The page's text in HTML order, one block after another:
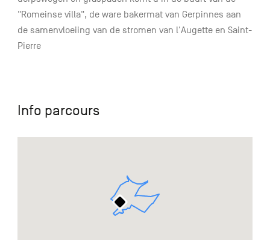
"Romeinse villa", de ware bakermat van Gerpinnes aan
de samenvloeiing van de stromen van l'Augette en Saint-
Pierre
Info parcours